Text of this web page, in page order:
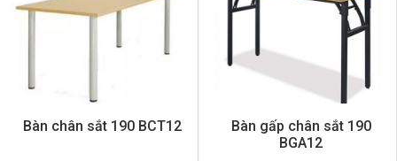
Bàn chân sắt 190 BCT12
Bàn gấp chân sắt 190
BGA12